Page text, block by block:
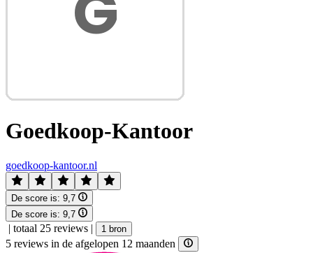
Goedkoop-Kantoor
goedkoop-kantoor.nl
De score is: 9,7
De score is: 9,7
| totaal 25 reviews | 1 bron
5 reviews in de afgelopen 12 maanden